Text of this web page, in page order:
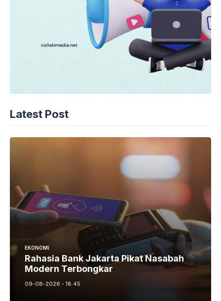
Latest Post
EKONOMI
Rahasia Bank Jakarta Pikat Nasabah
Modern Terbongkar
09-08-2026 - 18.45